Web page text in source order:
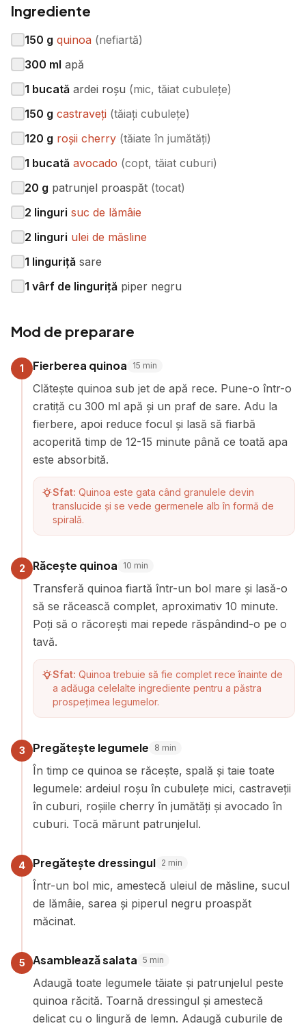
Ingrediente
150 g quinoa (nefiartă)
300 ml apă
1 bucată ardei roșu (mic, tăiat cubulețe)
150 g castraveți (tăiați cubulețe)
120 g roșii cherry (tăiate în jumătăți)
1 bucată avocado (copt, tăiat cuburi)
20 g patrunjel proaspăt (tocat)
2 linguri suc de lămâie
2 linguri ulei de măsline
1 linguriță sare
1 vârf de linguriță piper negru
Mod de preparare
1 Fierberea quinoa 15 min
Clătește quinoa sub jet de apă rece. Pune-o într-o
cratiță cu 300 ml apă și un praf de sare. Adu la
fierbere, apoi reduce focul și lasă să fiarbă
acoperită timp de 12-15 minute până ce toată apa
este absorbită.
Sfat: Quinoa este gata când granulele devin
translucide și se vede germenele alb în formă de
spirală.
2 Răcește quinoa 10 min
Transferă quinoa fiartă într-un bol mare și lasă-o
să se răcească complet, aproximativ 10 minute.
Poți să o răcorești mai repede răspândind-o pe o
tavă.
Sfat: Quinoa trebuie să fie complet rece înainte de
a adăuga celelalte ingrediente pentru a păstra
prospețimea legumelor.
3 Pregătește legumele 8 min
În timp ce quinoa se răcește, spală și taie toate
legumele: ardeiul roșu în cubulețe mici, castraveții
în cuburi, roșiile cherry în jumătăți și avocado în
cuburi. Tocă mărunt patrunjelul.
4 Pregătește dressingul 2 min
Într-un bol mic, amestecă uleiul de măsline, sucul
de lămâie, sarea și piperul negru proaspăt
măcinat.
5 Asamblează salata 5 min
Adaugă toate legumele tăiate și patrunjelul peste
quinoa răcită. Toarnă dressingul și amestecă
delicat cu o lingură de lemn. Adaugă cuburile de